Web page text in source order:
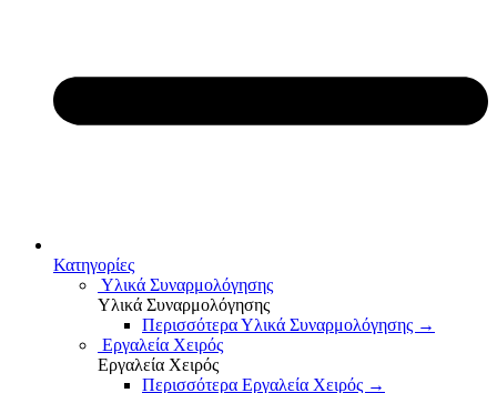
Κατηγορίες
Υλικά Συναρμολόγησης
Υλικά Συναρμολόγησης
Περισσότερα Υλικά Συναρμολόγησης →
Εργαλεία Χειρός
Εργαλεία Χειρός
Περισσότερα Εργαλεία Χειρός →